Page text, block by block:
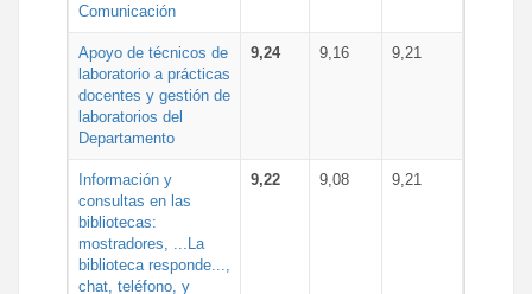
Comunicación
Apoyo de técnicos de
laboratorio a prácticas
docentes y gestión de
laboratorios del
Departamento
9,24 9,16 9,21
Información y
consultas en las
bibliotecas:
mostradores, ...La
biblioteca responde...,
chat, teléfono, y
9,22 9,08 9,21